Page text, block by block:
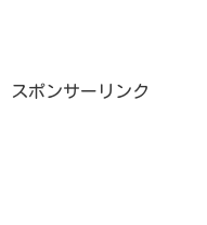
スポンサーリンク